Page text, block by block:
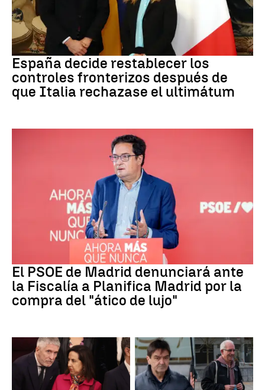
CRISIS MIGRATORIA
España decide restablecer los
controles fronterizos después de
que Italia rechazase el ultimátum
El PSOE de Madrid denunciará ante
la Fiscalía a Planifica Madrid por la
compra del "ático de lujo"